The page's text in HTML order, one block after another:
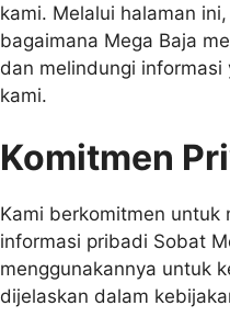
kami. Melalui halaman
bagaimana Mega Baja
dan melindungi
kami.
Komitmen
Kami berkomitmen untuk
informasi pribadi Sobat
menggunakannya untuk
dijelaskan dalam